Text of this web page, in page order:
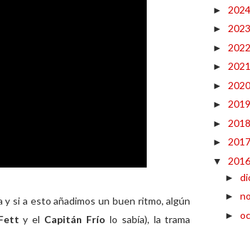
si a esto añadimos un buen ritmo, algún
y el Capitán Frío lo sabía), la trama
► 2024
► 2023
► 2022
► 2021
► 2020
► 2019
► 2018
► 2017
▼ 2016
►
►
►